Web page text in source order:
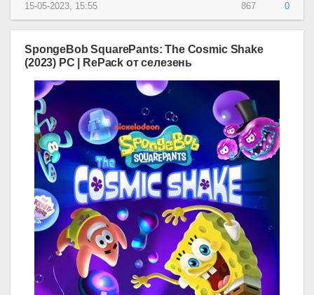
867 0
15-05-2023, 15:55
SpongeBob SquarePants: The Cosmic Shake
(2023) PC | RePack от селезень